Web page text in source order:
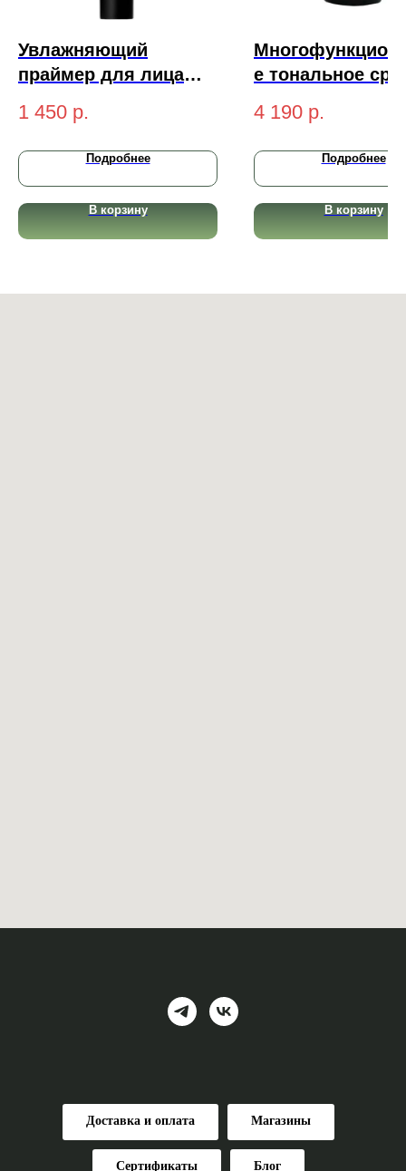
Увлажняющий
праймер для лица
Art Primer 30мл
1 450 р.
Подробнее
В корзину
е тональное
Radiant
SPF50+ PA+++
4 190 р.
Подробнее
В корзину
Доставка и оплата Магазины
Сертификаты Блог